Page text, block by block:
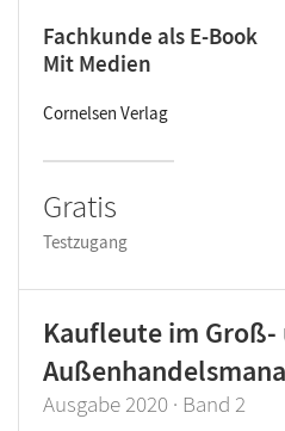
Fachkunde als E-Book
Mit Medien
Cornelsen Verlag
Gratis
Testzugang
Kaufleute im Groß-
Ausgabe 2020 · Band 2